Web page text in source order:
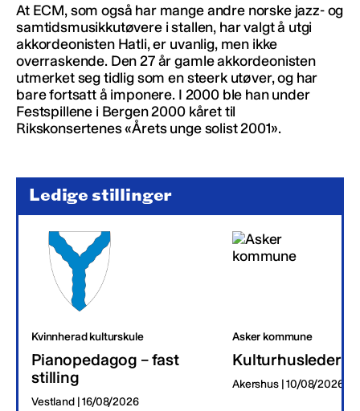
At ECM, som også har mange andre norske jazz- og
samtidsmusikkutøvere i stallen, har valgt å utgi
akkordeonisten Hatli, er uvanlig, men ikke
overraskende. Den 27 år gamle akkordeonisten
utmerket seg tidlig som en steerk utøver, og har
bare fortsatt å imponere. I 2000 ble han under
Festspillene i Bergen 2000 kåret til
Rikskonsertenes «Årets unge solist 2001».
Ledige stillinger
Kvinnherad kulturskule
Pianopedagog – fast
stilling
Vestland | 16/08/2026
Asker kommune
Kulturhusleder
Akershus | 10/08/2026